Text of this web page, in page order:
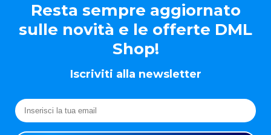
Resta sempre aggiornato
sulle novità e le offerte DML
Shop!
Iscriviti alla newsletter